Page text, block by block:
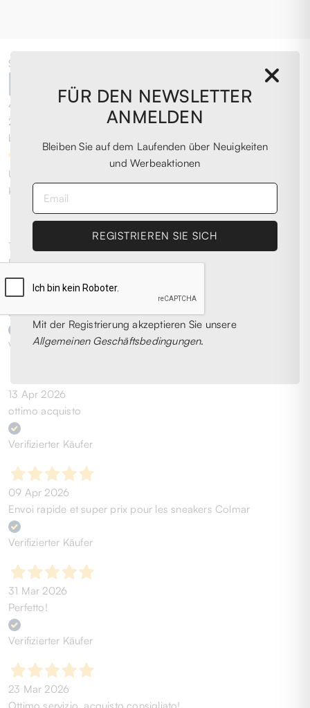
FÜR DEN NEWSLETTER
ANMELDEN
Bleiben Sie auf dem Laufenden über Neuigkeiten
und Werbeaktionen
Mit der Registrierung akzeptieren Sie unsere
Allgemeinen Geschäftsbedingungen.
Sehr Gut
4,0
2.076
berichten
Unsere 4- und 5-Sterne-Bewertungen.
Klicken Sie hier, um sie alle zu lesen >
Bisherige
11 Mai 2026
Personalmente, ottima esperienza. Acquistato scarpe da
running ad un prezzaccio, oltre al fatto che si trattasse di
scarpe ormai introvabili, quindi ne sono super contento.
Spedizione rapida. (chi cerca trova)
Verifizierter Käufer
13 Apr 2026
ottimo acquisto
Verifizierter Käufer
09 Apr 2026
Envoi rapide et super prix pour les sneakers Colmar
Verifizierter Käufer
31 Mar 2026
Perfetto!
Verifizierter Käufer
23 Mar 2026